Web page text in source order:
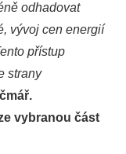
odhadovat
vývoj cen energií
přístup
strany
vybranou část